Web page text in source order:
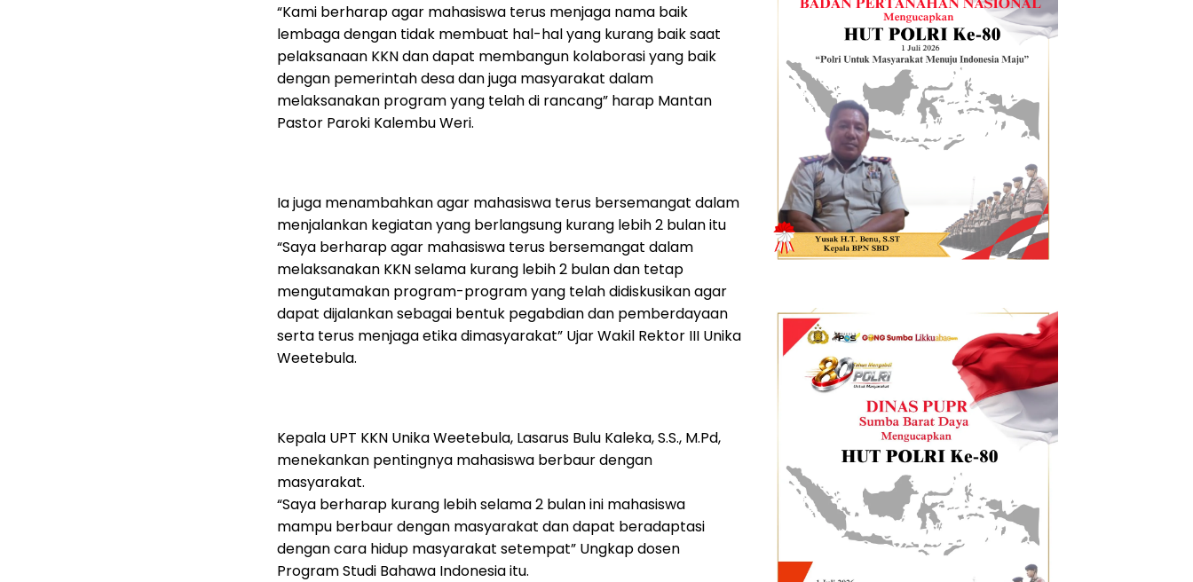
“Kami berharap agar mahasiswa terus menjaga nama baik
lembaga dengan tidak membuat hal-hal yang kurang baik saat
pelaksanaan KKN dan dapat membangun kolaborasi yang baik
dengan pemerintah desa dan juga masyarakat dalam
melaksanakan program yang telah di rancang” harap Mantan
Pastor Paroki Kalembu Weri.
Ia juga menambahkan agar mahasiswa terus bersemangat dalam
menjalankan kegiatan yang berlangsung kurang lebih 2 bulan itu
“Saya berharap agar mahasiswa terus bersemangat dalam
melaksanakan KKN selama kurang lebih 2 bulan dan tetap
mengutamakan program-program yang telah didiskusikan agar
dapat dijalankan sebagai bentuk pegabdian dan pemberdayaan
serta terus menjaga etika dimasyarakat” Ujar Wakil Rektor III Unika
Weetebula.
Kepala UPT KKN Unika Weetebula, Lasarus Bulu Kaleka, S.S., M.Pd,
menekankan pentingnya mahasiswa berbaur dengan
masyarakat.
“Saya berharap kurang lebih selama 2 bulan ini mahasiswa
mampu berbaur dengan masyarakat dan dapat beradaptasi
dengan cara hidup masyarakat setempat” Ungkap dosen
Program Studi Bahawa Indonesia itu.